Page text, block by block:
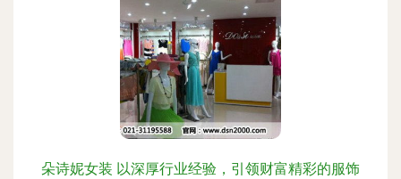
朵诗妮女装 以深厚行业经验，引领财富精彩的服饰